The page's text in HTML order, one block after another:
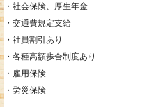
・社会保険、厚生年金
・交通費規定支給
・社員割引あり
・各種高額歩合制度あり
・雇用保険
・労災保険